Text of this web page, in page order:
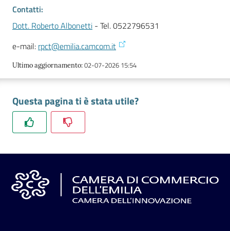
Contatti:
Dott. Roberto Albonetti - Tel. 0522796531
e-mail: rpct@emilia.camcom.it
Ultimo aggiornamento:02-07-2026 15:54
Questa pagina ti è stata utile?